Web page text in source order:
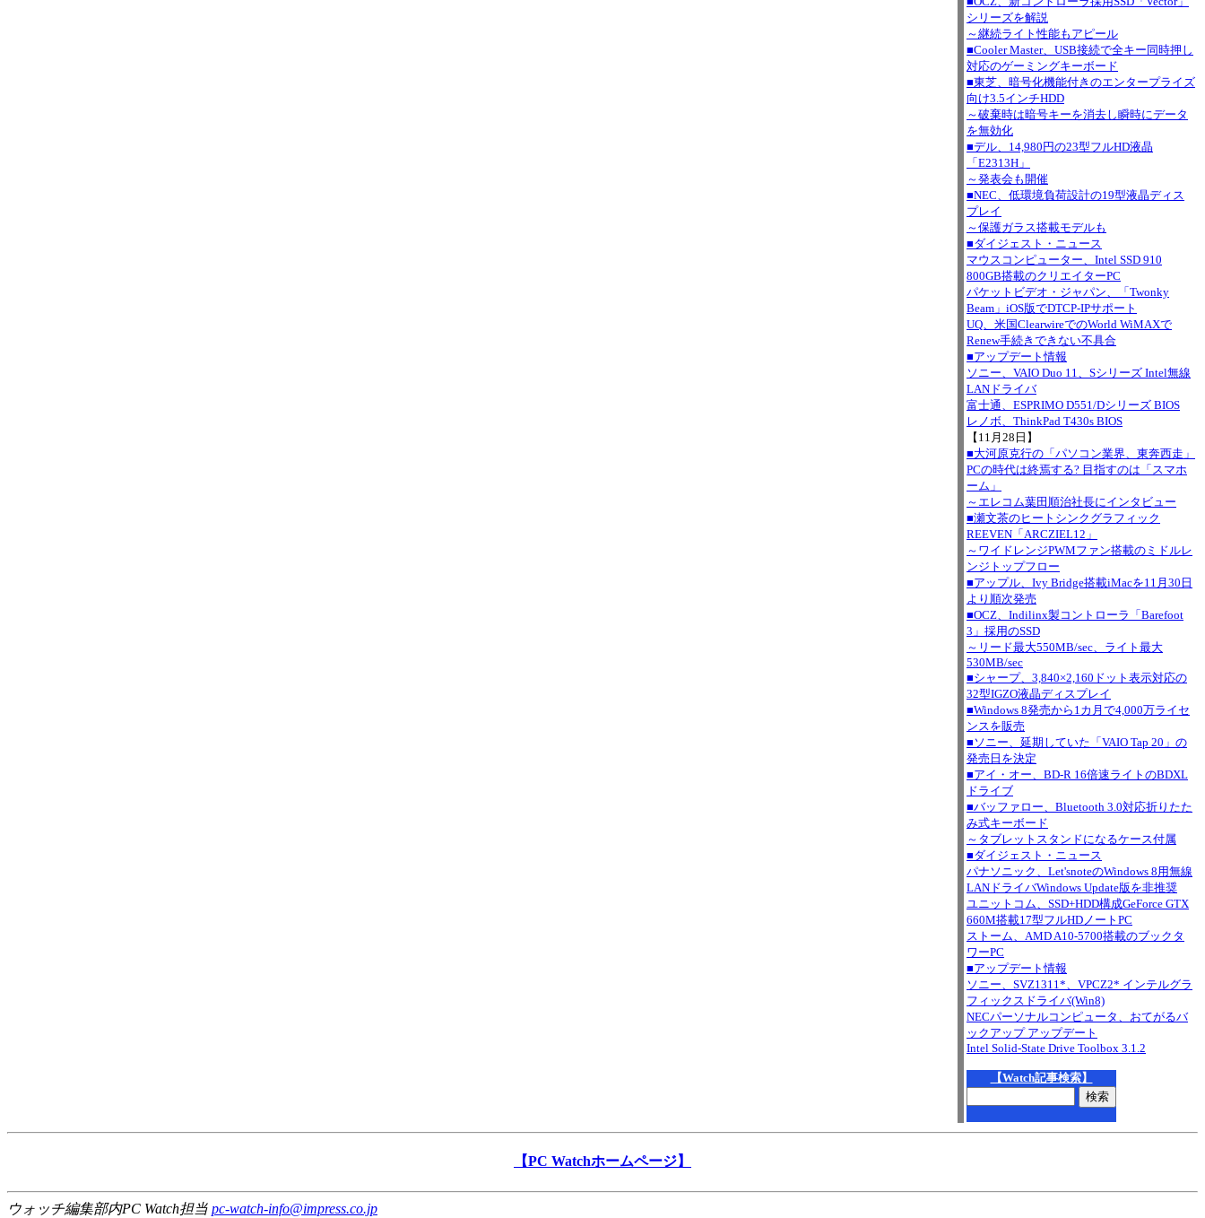
シリーズを解説
～継続ライト性能もアピール
■Cooler Master、USB接続で全キー同時押し
対応のゲーミングキーボード
■東芝、暗号化機能付きのエンタープライズ
向け3.5インチHDD
～破棄時は暗号キーを消去し瞬時にデータ
を無効化
■デル、14,980円の23型フルHD液晶
「E2313H」
～発表会も開催
■NEC、低環境負荷設計の19型液晶ディス
プレイ
～保護ガラス搭載モデルも
■ダイジェスト・ニュース
マウスコンピューター、Intel SSD 910
800GB搭載のクリエイターPC
パケットビデオ・ジャパン、「Twonky
Beam」iOS版でDTCP-IPサポート
UQ、米国ClearwireでのWorld WiMAXで
Renew手続きできない不具合
■アップデート情報
ソニー、VAIO Duo 11、Sシリーズ Intel無線
LANドライバ
富士通、ESPRIMO D551/Dシリーズ BIOS
レノボ、ThinkPad T430s BIOS
【11月28日】
■大河原克行の「パソコン業界、東奔西走」
PCの時代は終焉する? 目指すのは「スマホ
ーム」
～エレコム葉田順治社長にインタビュー
■瀬文茶のヒートシンクグラフィック
REEVEN「ARCZIEL12」
～ワイドレンジPWMファン搭載のミドルレ
ンジトップフロー
■アップル、Ivy Bridge搭載iMacを11月30日
より順次発売
■OCZ、Indilinx製コントローラ「Barefoot
3」採用のSSD
～リード最大550MB/sec、ライト最大
530MB/sec
■シャープ、3,840×2,160ドット表示対応の
32型IGZO液晶ディスプレイ
■Windows 8発売から1カ月で4,000万ライセ
ンスを販売
■ソニー、延期していた「VAIO Tap 20」の
発売日を決定
■アイ・オー、BD-R 16倍速ライトのBDXL
ドライブ
■バッファロー、Bluetooth 3.0対応折りたた
み式キーボード
～タブレットスタンドになるケース付属
■ダイジェスト・ニュース
パナソニック、Let'snoteのWindows 8用無線
LANドライバWindows Update版を非推奨
ユニットコム、SSD+HDD構成GeForce GTX
660M搭載17型フルHDノートPC
ストーム、AMD A10-5700搭載のブックタ
ワーPC
■アップデート情報
ソニー、SVZ1311*、VPCZ2* インテルグラ
フィックスドライバ(Win8)
NECパーソナルコンピュータ、おてがるバ
ックアップ アップデート
Intel Solid-State Drive Toolbox 3.1.2
【Watch記事検索】
【PC Watchホームページ】
ウォッチ編集部内PC Watch担当 pc-watch-info@impress.co.jp